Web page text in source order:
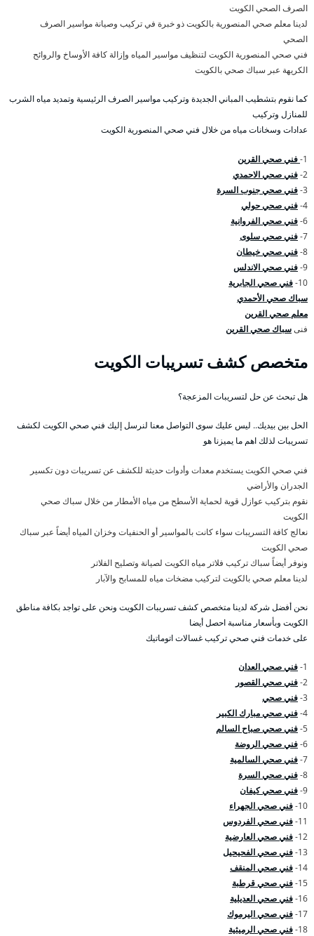
الصرف الصحي الكويت
لدينا معلم صحي المنصورية بالكويت ذو خبرة في تركيب وصيانة مواسير الصرف
الصحي
فني صحي المنصورية الكويت لتنظيف مواسير المياه وإزالة كافة الأوساخ والروائح
الكريهة عبر سباك صحي بالكويت
كما نقوم بتشطيب المباني الجديدة وتركيب مواسير الصرف الرئيسية وتمديد مياه الشرب
للمنازل وتركيب
عدادات وسخانات مياه من خلال فني صحي المنصورية الكويت
1- فني صحي القرين
2- فني صحي الاحمدي
3- فني صحي جنوب السرة
4- فني صحي حولي
6- فني صحي الفروانية
7- فني صحي سلوى
8- فني صحي خيطان
9- فني صحي الاندلس
10- فني صحي الجابرية
سباك صحي الأحمدي
معلم صحي القرين
فنىسباك صحي القرين
متخصص كشف تسريبات الكويت
هل تبحث عن حل لتسريبات المزعجة؟
الحل بين بيديك.. ليس عليك سوى التواصل معنا لنرسل إليك فني صحي الكويت لكشف
تسريبات لذلك اهم ما يميزنا هو
فني صحي الكويت يستخدم معدات وأدوات حديثة للكشف عن تسريبات دون تكسير
الجدران والأراضي
نقوم بتركيب عوازل قوية لحماية الأسطح من مياه الأمطار من خلال سباك صحي
الكويت
نعالج كافة التسريبات سواء كانت بالمواسير أو الحنفيات وخزان المياه أيضاً عبر سباك
صحي الكويت
ونوفر أيضاً سباك تركيب فلاتر مياه الكويت لصيانة وتصليح الفلاتر
لدينا معلم صحي بالكويت لتركيب مضخات مياه للمسابح والآبار
نحن أفضل شركة لدينا متخصص كشف تسريبات الكويت ونحن على تواجد بكافة مناطق
الكويت وبأسعار مناسبة احصل أيضا
على خدمات فني صحي تركيب غسالات اتوماتيك
1- فني صحي العدان
2- فني صحي القصور
3- فني صحي
4- فني صحي مبارك الكبير
5- فني صحي صباح السالم
6- فني صحي الروضة
7- فني صحي السالمية
8- فني صحي السرة
9- فني صحي كيفان
10- فني صحي الجهراء
11- فني صحي الفردوس
12- فني صحي العارضية
13- فني صحي الفحيحيل
14- فني صحي المنقف
15- فني صحي قرطبة
16- فني صحي العديلية
17- فني صحي اليرموك
18- فني صحي الرميثية